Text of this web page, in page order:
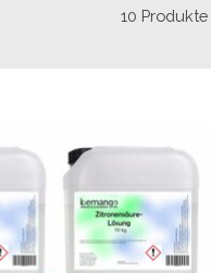
10 Produkte